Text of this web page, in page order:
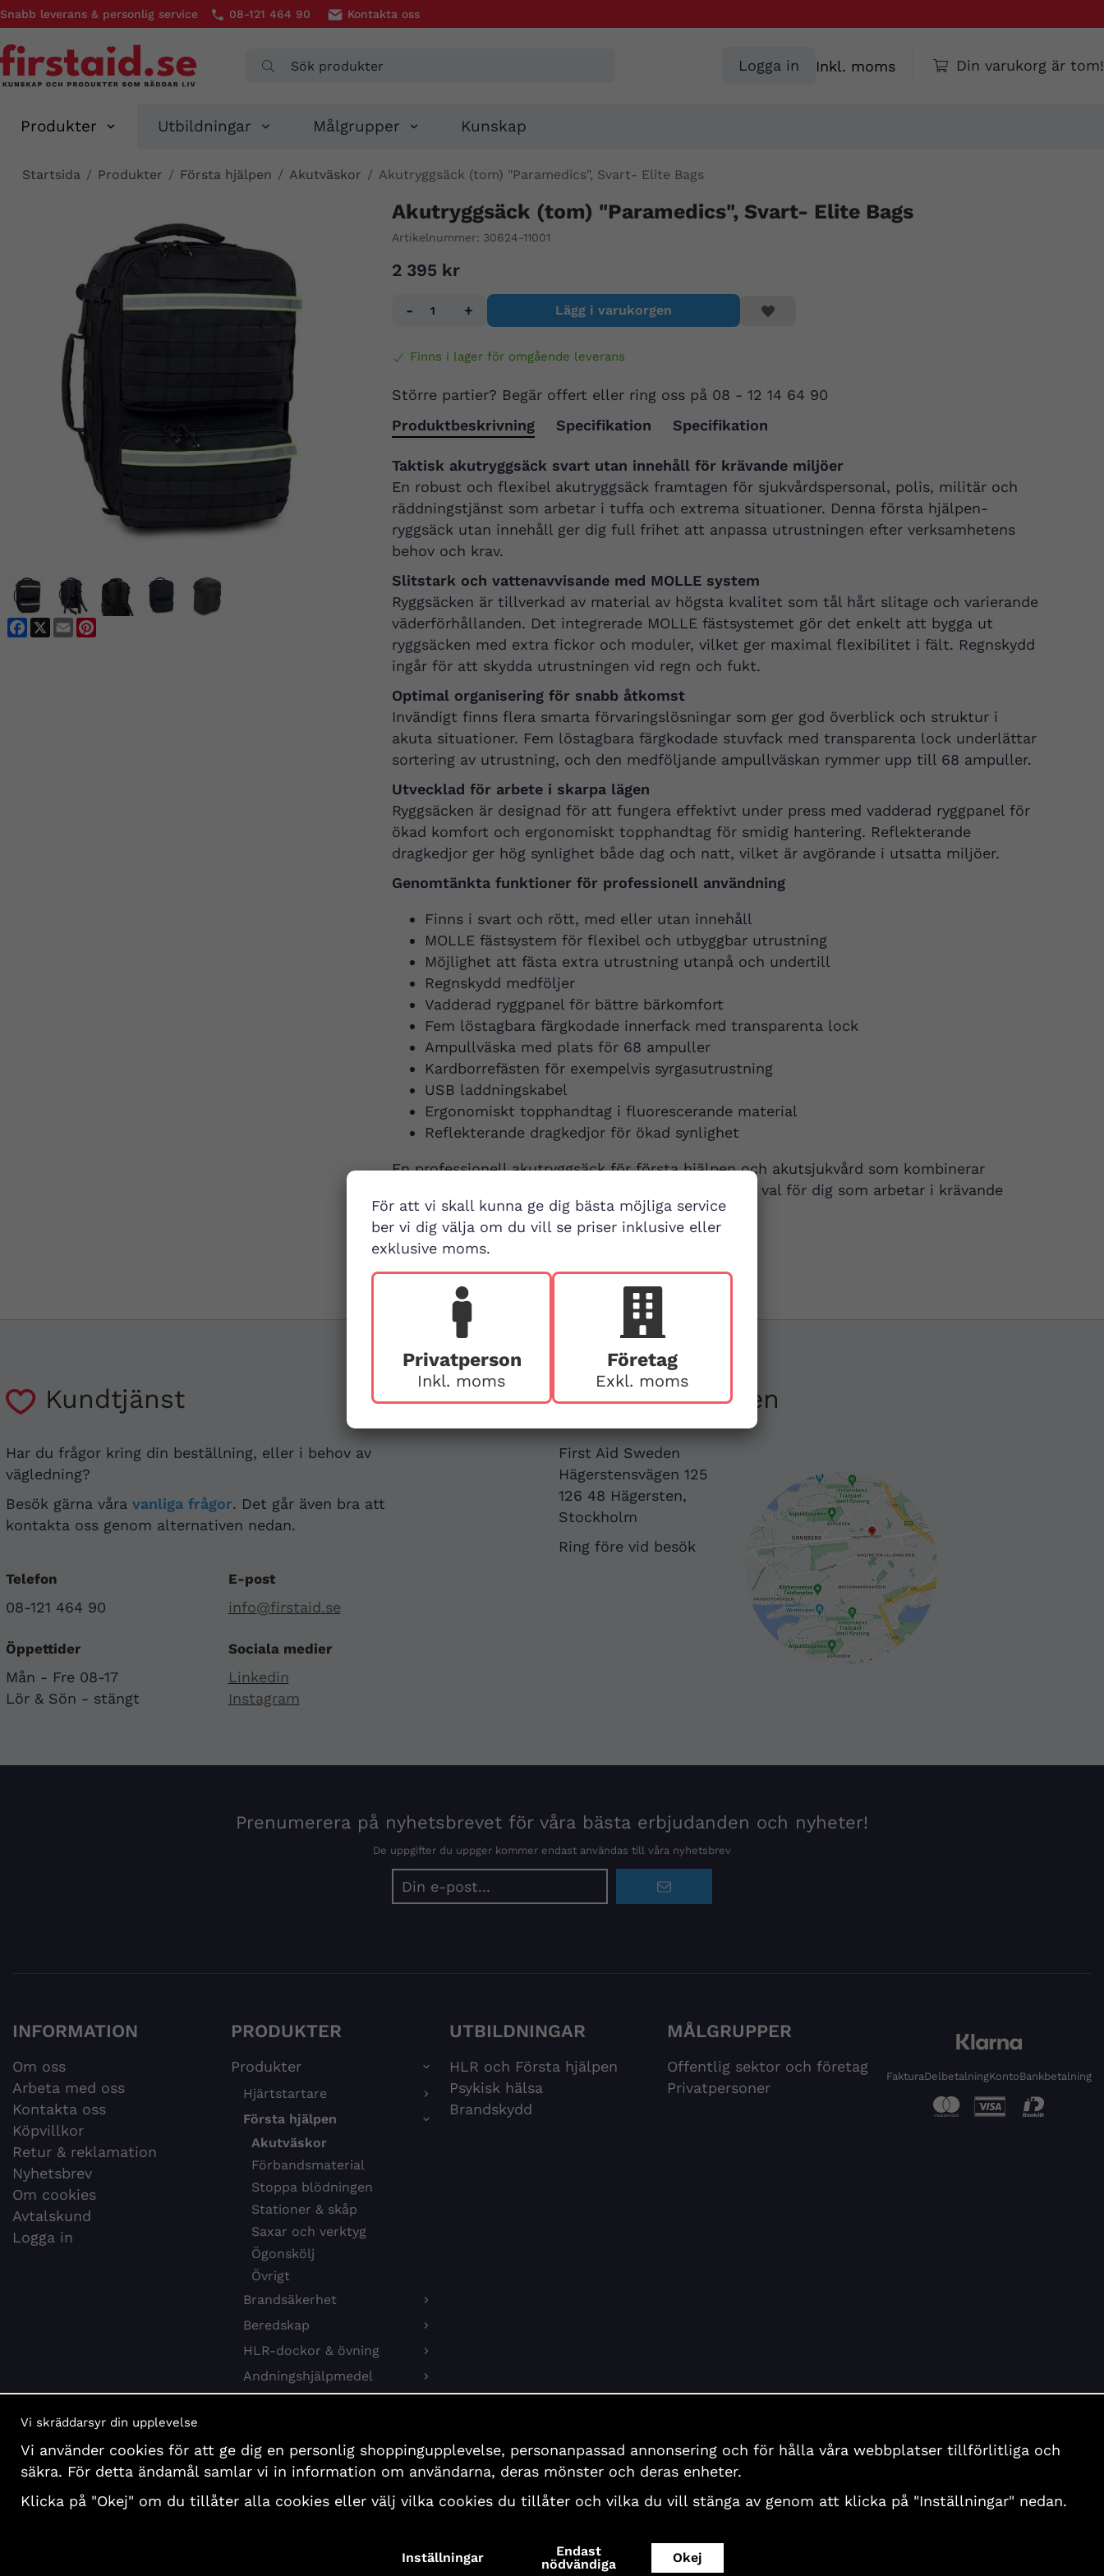
För att vi skall kunna ge dig bästa möjliga service
ber vi dig välja om du vill se priser inklusive eller
exklusive moms.
Privatperson
Inkl. moms
Företag
Exkl. moms
Snabb leverans & personlig service 08-121 464 90 Kontakta oss
Logga in
Välj
Din varukorg är tom!
Produkter Utbildningar Målgrupper Kunskap
Startsida / Produkter / Första hjälpen / Akutväskor / Akutryggsäck (tom) "Paramedics", Svart- Elite Bags
Facebook
X Email
Akutryggsäck (tom) "Paramedics", Svart- Elite Bags
Artikelnummer: 30624-11001
2 395 kr
- + Lägg i varukorgen
Finns i lager för omgående leverans
Större partier? Begär offert eller ring oss på 08 - 12 14 64 90
Produktbeskrivning
Specifikation Specifikation
Taktisk akutryggsäck svart utan innehåll för krävande miljöer
En robust och flexibel akutryggsäck framtagen för sjukvårdspersonal, polis, militär och
räddningstjänst som arbetar i tuffa och extrema situationer. Denna första hjälpen-
ryggsäck utan innehåll ger dig full frihet att anpassa utrustningen efter verksamhetens
behov och krav.
Slitstark och vattenavvisande med MOLLE system
Ryggsäcken är tillverkad av material av högsta kvalitet som tål hårt slitage och varierande
väderförhållanden. Det integrerade MOLLE fästsystemet gör det enkelt att bygga ut
ryggsäcken med extra fickor och moduler, vilket ger maximal flexibilitet i fält. Regnskydd
ingår för att skydda utrustningen vid regn och fukt.
Optimal organisering för snabb åtkomst
Invändigt finns flera smarta förvaringslösningar som ger god överblick och struktur i
akuta situationer. Fem löstagbara färgkodade stuvfack med transparenta lock underlättar
sortering av utrustning, och den medföljande ampullväskan rymmer upp till 68 ampuller.
Utvecklad för arbete i skarpa lägen
Ryggsäcken är designad för att fungera effektivt under press med vadderad ryggpanel för
ökad komfort och ergonomiskt topphandtag för smidig hantering. Reflekterande
dragkedjor ger hög synlighet både dag och natt, vilket är avgörande i utsatta miljöer.
Genomtänkta funktioner för professionell användning
Finns i svart och rött, med eller utan innehåll
MOLLE fästsystem för flexibel och utbyggbar utrustning
Möjlighet att fästa extra utrustning utanpå och undertill
Regnskydd medföljer
Vadderad ryggpanel för bättre bärkomfort
Fem löstagbara färgkodade innerfack med transparenta lock
Ampullväska med plats för 68 ampuller
Kardborrefästen för exempelvis syrgasutrustning
USB laddningskabel
Ergonomiskt topphandtag i fluorescerande material
Reflekterande dragkedjor för ökad synlighet
En professionell akutryggsäck för första hjälpen och akutsjukvård som kombinerar
hållbarhet, funktion och flexibilitet – ett självklart val för dig som arbetar i krävande
miljöer där utrustningen måste leverera.
Kundtjänst
Har du frågor kring din beställning, eller i behov av
vägledning?
Besök gärna våra vanliga frågor. Det går även bra att
kontakta oss genom alternativen nedan.
Telefon
08-121 464 90
E-post
info@firstaid.se
Öppettider
Mån - Fre 08-17
Lör & Sön - stängt
Sociala medier
Linkedin
Instagram
Besök butiken
First Aid Sweden
Hägerstensvägen 125
126 48 Hägersten,
Stockholm
Ring före vid besök
Prenumerera på nyhetsbrevet för våra bästa erbjudanden och nyheter!
De uppgifter du uppger kommer endast användas till våra nyhetsbrev
postadress
INFORMATION
Om oss
Arbeta med oss
Kontakta oss
Köpvillkor
Retur & reklamation
Nyhetsbrev
Om cookies
Avtalskund
Logga in
PRODUKTER
Produkter
Hjärtstartare
Första hjälpen
Akutväskor
Förbandsmaterial
Stoppa blödningen
Stationer & skåp
Saxar och verktyg
Ögonskölj
Övrigt
Brandsäkerhet
Beredskap
HLR-dockor & övning
Andningshjälpmedel
Böcker och affischer
Presentartiklar
UTBILDNINGAR
HLR och Första hjälpen
Psykisk hälsa
Brandskydd
MÅLGRUPPER
Offentlig sektor och företag
Privatpersoner
FakturaDelbetalningKontoBankbetalning
Copyright© 2026 First Aid Sweden AB, All Rights Reserved
Vi skräddarsyr din upplevelse
Vi använder cookies för att ge dig en personlig shoppingupplevelse, personanpassad annonsering och för hålla våra webbplatser tillförlitliga och
säkra. För detta ändamål samlar vi in information om användarna, deras mönster och deras enheter.
Klicka på "Okej" om du tillåter alla cookies eller välj vilka cookies du tillåter och vilka du vill stänga av genom att klicka på "Inställningar" nedan.
Inställningar
Endast
nödvändiga
Okej